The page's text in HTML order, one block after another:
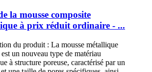
la mousse composite
à prix réduit ordinaire - ...
du produit : La mousse métallique
est un nouveau type de matériau
à structure poreuse, caractérisé par un